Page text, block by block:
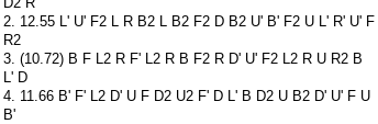
2. 12.55 L' U' F2 L R B2 L B2 F2 D B2 U' B' F2 U L' R' U' F
R2
3. (10.72) B F L2 R F' L2 R B F2 R D' U' F2 L2 R U R2 B
L' D
4. 11.66 B' F' L2 D' U F D2 U2 F' D L' B D2 U B2 D' U' F U
B'